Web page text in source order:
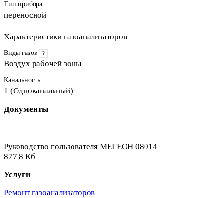
Тип прибора
переносной
Характеристики газоанализаторов
Виды газов ?
Воздух рабочей зоны
Канальность
1 (Одноканальный)
Документы
Руководство пользователя МЕГЕОН 08014
877,8 Кб
Услуги
Ремонт газоанализаторов